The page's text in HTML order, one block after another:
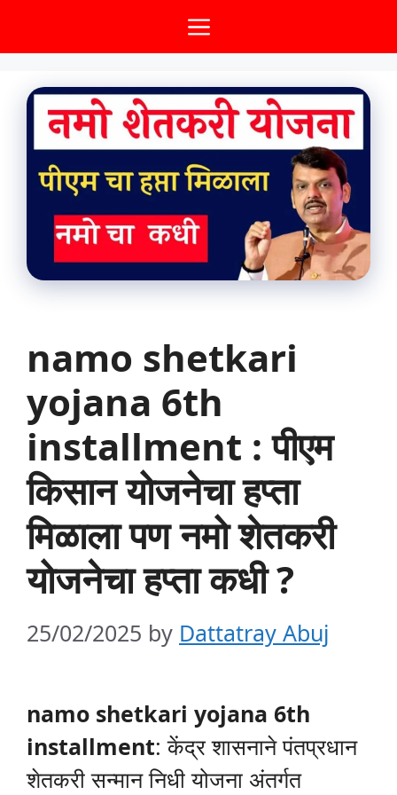
to
content
Menu
namo shetkari
yojana 6th
installment : पीएम
किसान योजनेचा हप्ता
मिळाला पण नमो शेतकरी
योजनेचा हप्ता कधी ?
25/02/2025 by Dattatray Abuj
namo shetkari yojana 6th
installment: केंद्र शासनाने पंतप्रधान
शेतकरी सन्मान निधी योजना अंतर्गत